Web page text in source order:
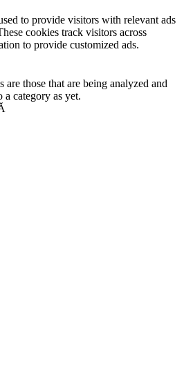
to provide visitors with relevant ads
cookies track visitors across
to provide customized ads.
are those that are being analyzed and
a category as yet.